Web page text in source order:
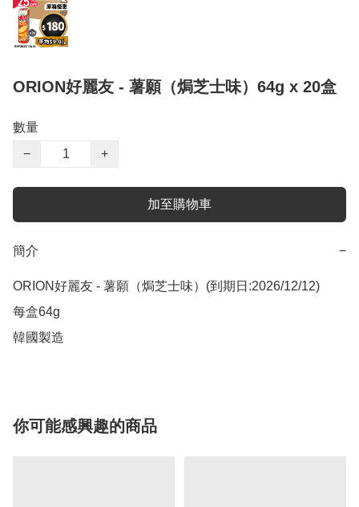
ORION好麗友 - 薯願（焗芝士味）64g x 20盒
數量
−
+
加至購物車
簡介 −
ORION好麗友 - 薯願（焗芝士味）(到期日:2026/12/12)
每盒64g
韓國製造
你可能感興趣的商品